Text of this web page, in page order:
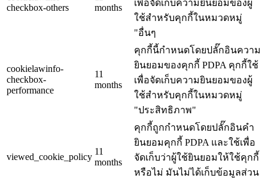
checkbox-others
months
เพื่อจัดเก็บความยินยอมของผู้
ใช้สำหรับคุกกี้ในหมวดหมู่
"อื่นๆ
cookielawinfo-
checkbox-
performance
11
months
คุกกี้นี้กำหนดโดยปลั๊กอินความ
ยินยอมของคุกกี้ PDPA คุกกี้ใช้
เพื่อจัดเก็บความยินยอมของผู้
ใช้สำหรับคุกกี้ในหมวดหมู่
"ประสิทธิภาพ"
viewed_cookie_policy
11
months
คุกกี้ถูกกำหนดโดยปลั๊กอินคำ
ยินยอมคุกกี้ PDPA และใช้เพื่อ
จัดเก็บว่าผู้ใช้ยินยอมให้ใช้คุกกี้
หรือไม่ มันไม่ได้เก็บข้อมูลส่วน